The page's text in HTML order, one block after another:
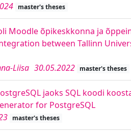
master's theses
Moodle õpikeskkonna ja
between Tallinn
Liisa 30.05.2022 master's theses
jaoks SQL koodi
for PostgreSQL
master's theses